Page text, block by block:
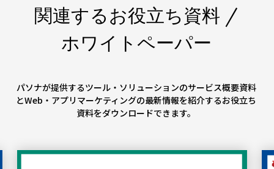
関連するお役立ち資料 /
ホワイトペーパー
パソナが提供するツール・ソリューションのサービス概要資料
とWeb・アプリマーケティングの最新情報を紹介するお役立ち
資料をダウンロードできます。